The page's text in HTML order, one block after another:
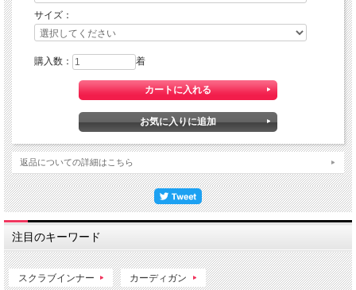
サイズ：
購入数： 着
返品についての詳細はこちら
注目のキーワード
スクラブインナー カーディガン